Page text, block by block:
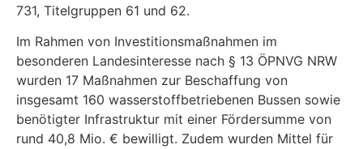
731, Titelgruppen 61 und 62.
Im Rahmen von Investitionsmaßnahmen im
besonderen Landesinteresse nach § 13 ÖPNVG NRW
wurden 17 Maßnahmen zur Beschaffung von
insgesamt 160 wasserstoffbetriebenen Bussen sowie
benötigter Infrastruktur mit einer Fördersumme von
rund 40,8 Mio. € bewilligt. Zudem wurden Mittel für